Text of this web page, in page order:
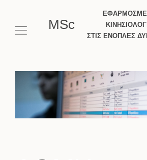
MSc
ΣΤΙΣ ΕΝΟΠΛΕΣ